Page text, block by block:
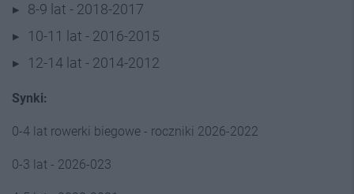
8-9 lat - 2018-2017
10-11 lat - 2016-2015
12-14 lat - 2014-2012
Synki:
0-4 lat rowerki biegowe - roczniki 2026-2022
0-3 lat - 2026-023